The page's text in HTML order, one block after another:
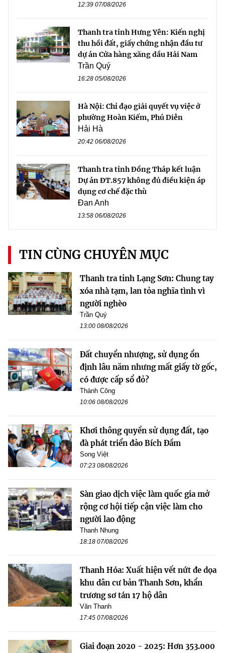
12:39 07/08/2026
Thanh tra tỉnh Hưng Yên: Kiến nghị
thu hồi đất, giấy chứng nhận đầu tư
dự án Cửa hàng xăng dầu Hải Nam
Trần Quý
16:28 05/08/2026
Hà Nội: Chỉ đạo giải quyết vụ việc ở
phường Hoàn Kiếm, Phú Diễn
Hải Hà
20:42 06/08/2026
Thanh tra tỉnh Đồng Tháp kết luận
Dự án ĐT.857 không đủ điều kiện áp
dụng cơ chế đặc thù
Đan Anh
13:58 06/08/2026
TIN CÙNG CHUYÊN MỤC
Thanh tra tỉnh Lạng Sơn: Chung tay
xóa nhà tạm, lan tỏa nghĩa tình vì
người nghèo
Trần Quý
13:00 08/08/2026
Đất chuyển nhượng, sử dụng ổn
định lâu năm nhưng mất giấy tờ gốc,
có được cấp sổ đỏ?
Thành Công
10:06 08/08/2026
Khơi thông quyền sử dụng đất, tạo
đà phát triển đảo Bích Đầm
Song Việt
07:23 08/08/2026
Sàn giao dịch việc làm quốc gia mở
rộng cơ hội tiếp cận việc làm cho
người lao động
Thanh Nhung
18:18 07/08/2026
Thanh Hóa: Xuất hiện vết nứt đe dọa
khu dân cư bản Thanh Sơn, khẩn
trương sơ tán 17 hộ dân
Văn Thanh
17:45 07/08/2026
Giai đoạn 2020 - 2025: Hơn 353.000